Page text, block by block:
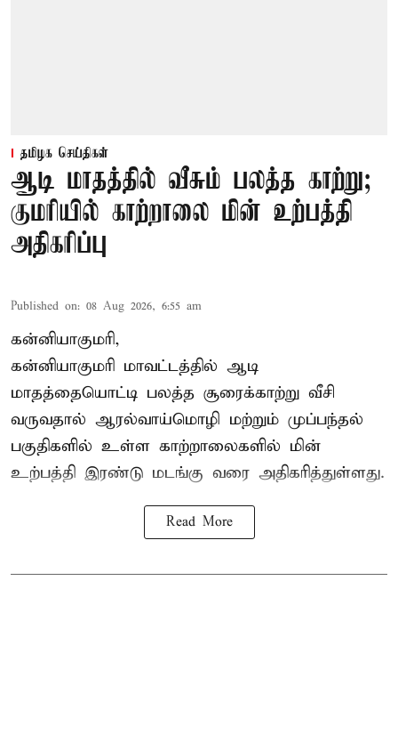
தமிழக செய்திகள்
ஆடி மாதத்தில் வீசும் பலத்த காற்று;
குமரியில் காற்றாலை மின் உற்பத்தி
அதிகரிப்பு
Published on: 08 Aug 2026, 6:55 am
கன்னியாகுமரி,
கன்னியாகுமரி மாவட்டத்தில் ஆடி
மாதத்தையொட்டி பலத்த சூரைக்காற்று வீசி
வருவதால் ஆரல்வாய்மொழி மற்றும் முப்பந்தல்
பகுதிகளில் உள்ள காற்றாலைகளில் மின்
உற்பத்தி இரண்டு மடங்கு வரை அதிகரித்துள்ளது.
Read More